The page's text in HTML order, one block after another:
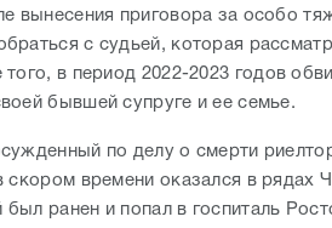
вынесения приговора за особо
с судьей, которая
в период 2022-2023 годов
бывшей супруге и ее семье.
по делу о смерти
скором времени оказался в рядах
ранен и попал в госпиталь